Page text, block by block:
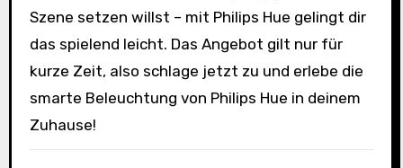
Szene setzen willst – mit Philips Hue gelingt dir
das spielend leicht. Das Angebot gilt nur für
kurze Zeit, also schlage jetzt zu und erlebe die
smarte Beleuchtung von Philips Hue in deinem
Zuhause!